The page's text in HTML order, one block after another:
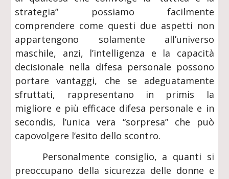
strategia” possiamo facilmente
comprendere come questi due aspetti non
appartengono solamente all’universo
maschile, anzi, l’intelligenza e la capacità
decisionale nella difesa personale possono
portare vantaggi, che se adeguatamente
sfruttati, rappresentano in primis la
migliore e più efficace difesa personale e in
secondis, l’unica vera “sorpresa” che può
capovolgere l’esito dello scontro.
Personalmente consiglio, a quanti si
preoccupano della sicurezza delle donne e